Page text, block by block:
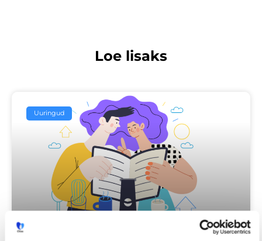
Loe lisaks
Uuringud
Iga neljas eestlane on käinud